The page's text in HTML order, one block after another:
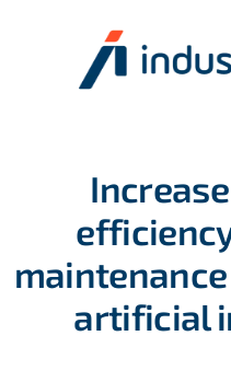
artificial